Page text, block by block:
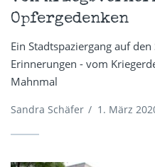
Opfergedenken
Ein Stadtspaziergang auf
Erinnerungen - vom
Mahnmal
Sandra Schäfer / 1. März